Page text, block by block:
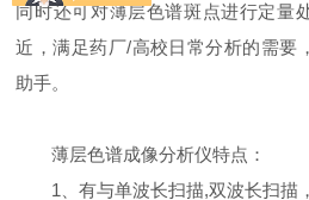
同时还可对薄层色谱斑点进行定量
近，满足药厂/高校日常分析的需要
助手。
薄层色谱成像分析仪特点：
1、有与单波长扫描,双波长扫描